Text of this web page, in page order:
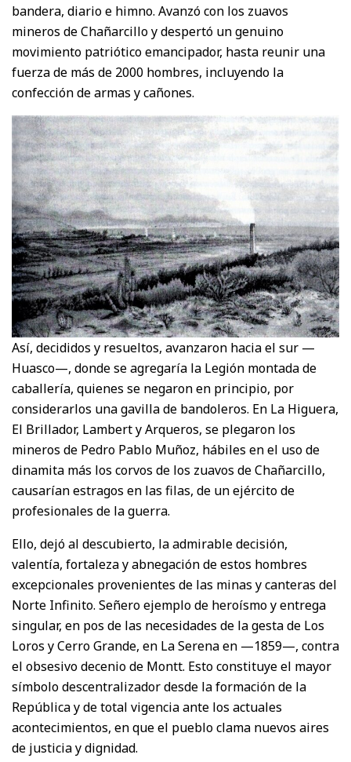
bandera, diario e himno. Avanzó con los zuavos
mineros de Chañarcillo y despertó un genuino
movimiento patriótico emancipador, hasta reunir una
fuerza de más de 2000 hombres, incluyendo la
confección de armas y cañones.
Así, decididos y resueltos, avanzaron hacia el sur —
Huasco—, donde se agregaría la Legión montada de
caballería, quienes se negaron en principio, por
considerarlos una gavilla de bandoleros. En La Higuera,
El Brillador, Lambert y Arqueros, se plegaron los
mineros de Pedro Pablo Muñoz, hábiles en el uso de
dinamita más los corvos de los zuavos de Chañarcillo,
causarían estragos en las filas, de un ejército de
profesionales de la guerra.
Ello, dejó al descubierto, la admirable decisión,
valentía, fortaleza y abnegación de estos hombres
excepcionales provenientes de las minas y canteras del
Norte Infinito. Señero ejemplo de heroísmo y entrega
singular, en pos de las necesidades de la gesta de Los
Loros y Cerro Grande, en La Serena en —1859—, contra
el obsesivo decenio de Montt. Esto constituye el mayor
símbolo descentralizador desde la formación de la
República y de total vigencia ante los actuales
acontecimientos, en que el pueblo clama nuevos aires
de justicia y dignidad.